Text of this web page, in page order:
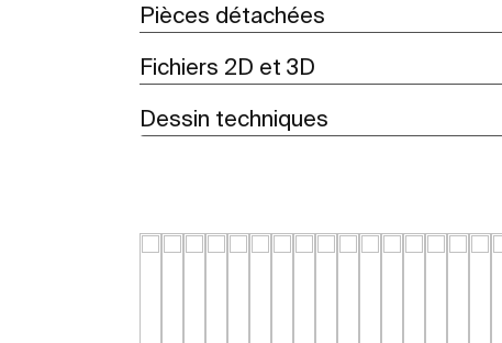
Pièces détachées
Fichiers 2D et 3D
Dessin techniques